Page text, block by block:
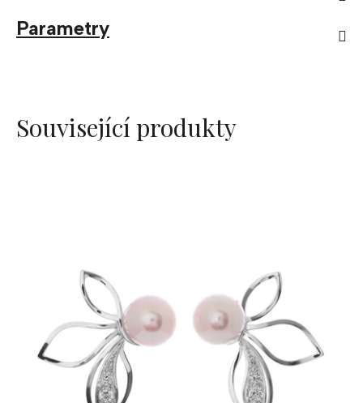
Parametry
Související produkty